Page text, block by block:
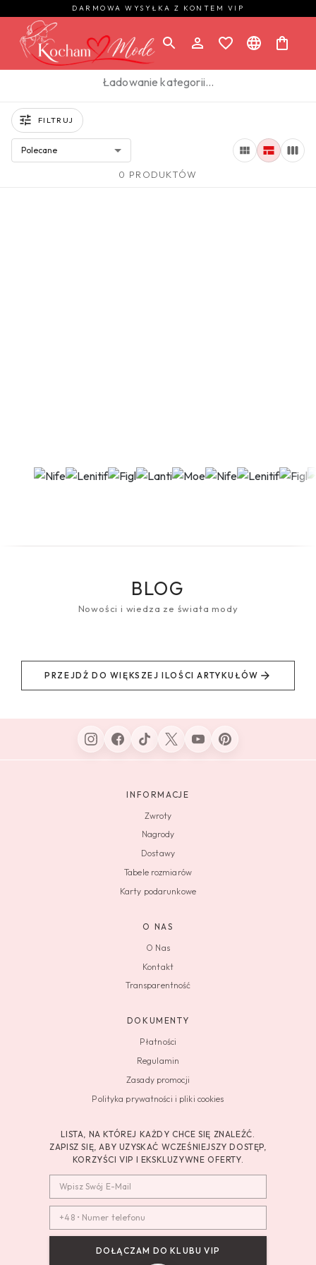
DARMOWA WYSYŁKA Z KONTEM VIP
Ładowanie kategorii…
FILTRUJ
Polecane
0 PRODUKTÓW
BLOG
Nowości i wiedza ze świata mody
PRZEJDŹ DO WIĘKSZEJ ILOŚCI ARTYKUŁÓW
INFORMACJE
Zwroty
Nagrody
Dostawy
Tabele rozmiarów
Karty podarunkowe
O NAS
O Nas
Kontakt
Transparentność
DOKUMENTY
Płatności
Regulamin
Zasady promocji
Polityka prywatności i pliki cookies
LISTA, NA KTÓREJ KAŻDY CHCE SIĘ ZNALEŹĆ.
ZAPISZ SIĘ, ABY UZYSKAĆ WCZEŚNIEJSZY DOSTĘP,
KORZYŚCI VIP I EKSKLUZYWNE OFERTY.
DOŁĄCZAM DO KLUBU VIP